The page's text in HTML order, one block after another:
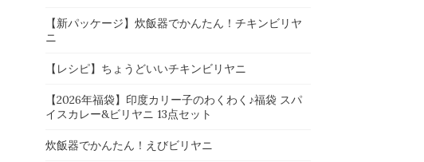
【新パッケージ】炊飯器でかんたん！チキンビリヤ
ニ
【レシピ】ちょうどいいチキンビリヤニ
【2026年福袋】印度カリー子のわくわく♪福袋 スパ
イスカレー&ビリヤニ 13点セット
炊飯器でかんたん！えびビリヤニ